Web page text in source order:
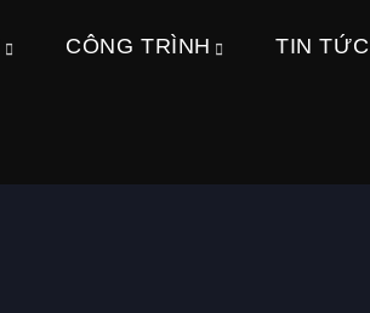
CÔNG TRÌNH TIN TỨC